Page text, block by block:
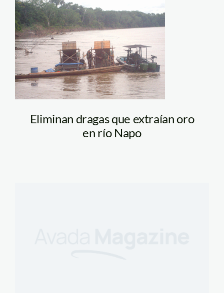
napo_dragas_marina
Eliminan dragas que extraían oro
en río Napo